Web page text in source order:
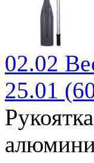
02.02
25.01